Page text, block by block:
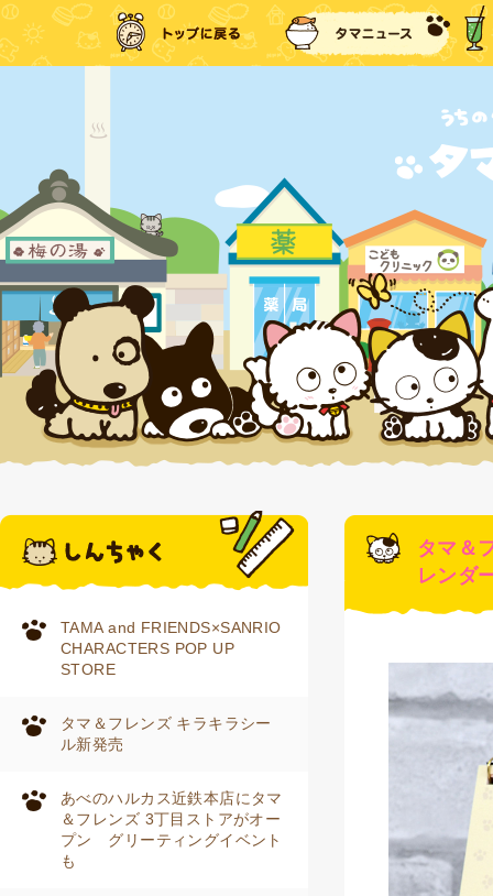
トップに戻る タ
TAMA and FRIENDS×SANRIO
CHARACTERS POP UP
STORE
タマ＆フレンズ キラキラシー
ル新発売
あべのハルカス近鉄本店にタマ
＆フレンズ 3丁目ストアがオー
プン グリーティングイベント
も
タマ＆
レンダ